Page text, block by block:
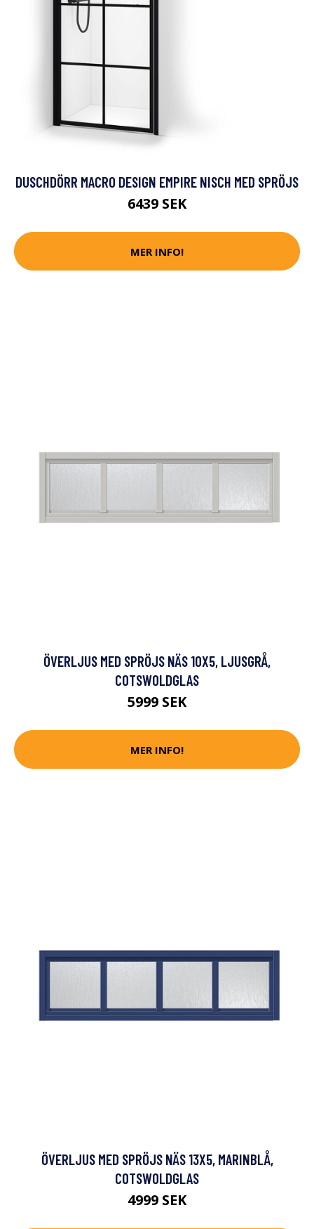
DUSCHDÖRR MACRO DESIGN EMPIRE NISCH MED SPRÖJS
6439 SEK
MER INFO!
ÖVERLJUS MED SPRÖJS NÄS 10X5, LJUSGRÅ,
COTSWOLDGLAS
5999 SEK
MER INFO!
ÖVERLJUS MED SPRÖJS NÄS 13X5, MARINBLÅ,
COTSWOLDGLAS
4999 SEK